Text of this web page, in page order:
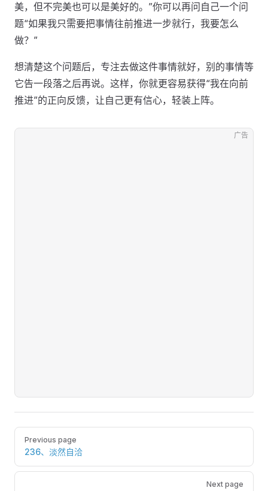
美，但不完美也可以是美好的。”你可以再问自己一个问
题“如果我只需要把事情往前推进一步就行，我要怎么
做？”
想清楚这个问题后，专注去做这件事情就好，别的事情等
它告一段落之后再说。这样，你就更容易获得“我在向前
推进”的正向反馈，让自己更有信心，轻装上阵。
广告
Pager
Previous page
236、淡然自洽
Next page